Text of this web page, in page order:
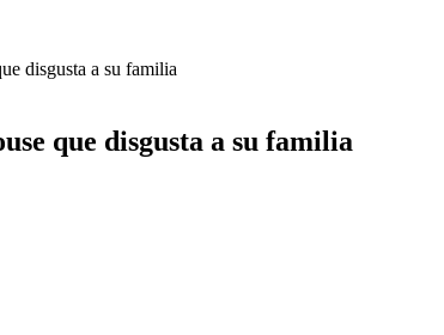
disgusta a su familia
que disgusta a su familia